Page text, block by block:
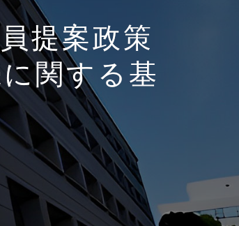
提案政策
関する基